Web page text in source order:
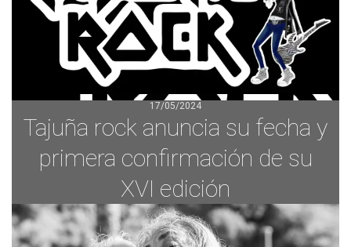
17/05/2024
Tajuña rock anuncia su fecha y
primera confirmación de su
XVI edición